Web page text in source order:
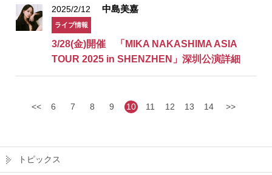
2025/2/12 中島美嘉
ライブ情報
3/28(金)開催 「MIKA NAKASHIMA ASIA
TOUR 2025 in SHENZHEN」深圳公演詳細
<< 6 7 8 9 10 11 12 13 14 >>
トピックス